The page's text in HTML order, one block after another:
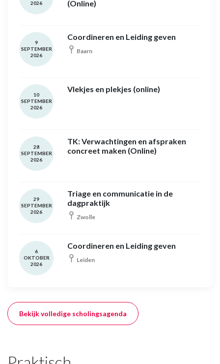
2026
(Online)
9
SEPTEMBER
2026
Coordineren en Leiding geven
Baarn
10
SEPTEMBER
2026
Vlekjes en plekjes (online)
28
SEPTEMBER
2026
TK: Verwachtingen en afspraken
concreet maken (Online)
29
SEPTEMBER
2026
Triage en communicatie in de
dagpraktijk
Zwolle
6
OKTOBER
2026
Coordineren en Leiding geven
Leiden
Bekijk volledige scholingsagenda